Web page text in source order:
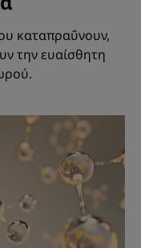
καταπραΰνουν,
την ευαίσθητη